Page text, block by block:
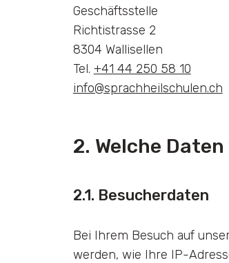
Geschäftsstelle
Richtistrasse 2
8304 Wallisellen
Tel. +41 44 250 58 10
info@sprachheilschulen.ch
2. Welche
2.1. Besucherdaten
Bei Ihrem Besuch auf
werden, wie Ihre IP-